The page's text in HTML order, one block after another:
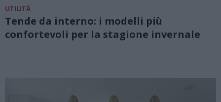
UTILITÀ
Tende da interno: i modelli più
confortevoli per la stagione invernale